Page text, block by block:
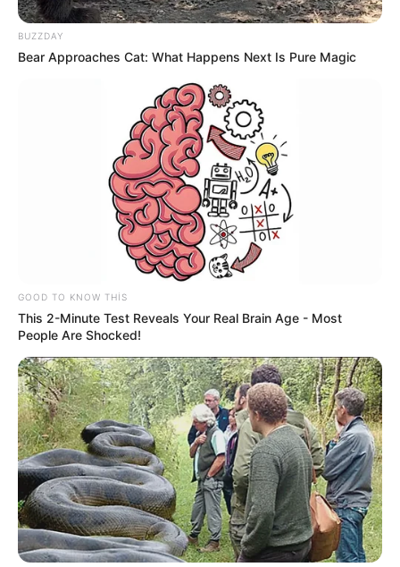
xəttinə necə təsir edəcək? –Politoloq
açıqladı
06 Avqust 2026, 15:53
BUZZDAY
Bear Approaches Cat: What Happens Next Is Pure Magic
GOOD TO KNOW THIS
This 2-Minute Test Reveals Your Real Brain Age - Most
People Are Shocked!